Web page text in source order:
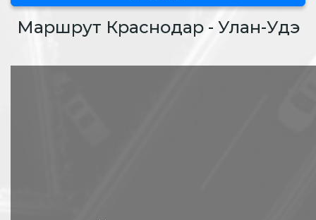
Маршрут Краснодар - Улан-Удэ